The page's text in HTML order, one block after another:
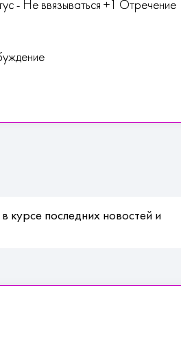
- Не ввязываться +1 Отречение
курсе последних новостей и